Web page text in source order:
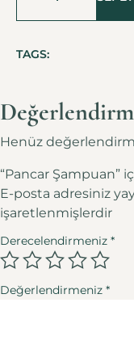
TAGS:
Henüz
“Pancar Şampuan”
E-posta adresiniz
işaretlenmişlerdir
Derecelendirmeniz *
Değerlendirmeniz *